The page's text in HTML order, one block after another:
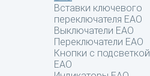
Вставки ключевого
переключателя EAO
Выключатели EAO
Переключатели EAO
Кнопки с подсветкой
EAO